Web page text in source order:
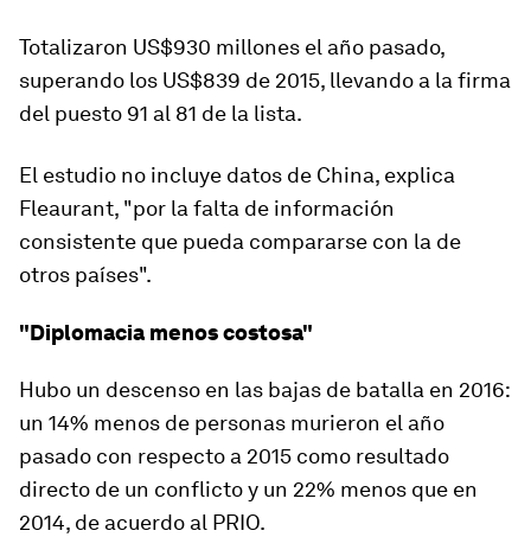
Totalizaron US$930 millones el año pasado,
superando los US$839 de 2015, llevando a la firma
del puesto 91 al 81 de la lista.
El estudio no incluye datos de China, explica
Fleaurant, "por la falta de información
consistente que pueda compararse con la de
otros países".
"Diplomacia menos costosa"
Hubo un descenso en las bajas de batalla en 2016:
un 14% menos de personas murieron el año
pasado con respecto a 2015 como resultado
directo de un conflicto y un 22% menos que en
2014, de acuerdo al PRIO.